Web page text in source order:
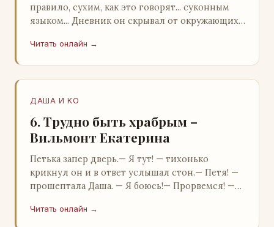
правило, сухим, как это говорят... суконным
языком... Дневник он скрывал от окружающих.
Читать онлайн →
ДАША И KO
6. Трудно быть храбрым –
Вильмонт Екатерина
Петька запер дверь.— Я тут! — тихонько
крикнул он и в ответ услышал стон.— Петя! —
прошептала Даша. — Я боюсь!— Прорвемся! —
…
Читать онлайн →